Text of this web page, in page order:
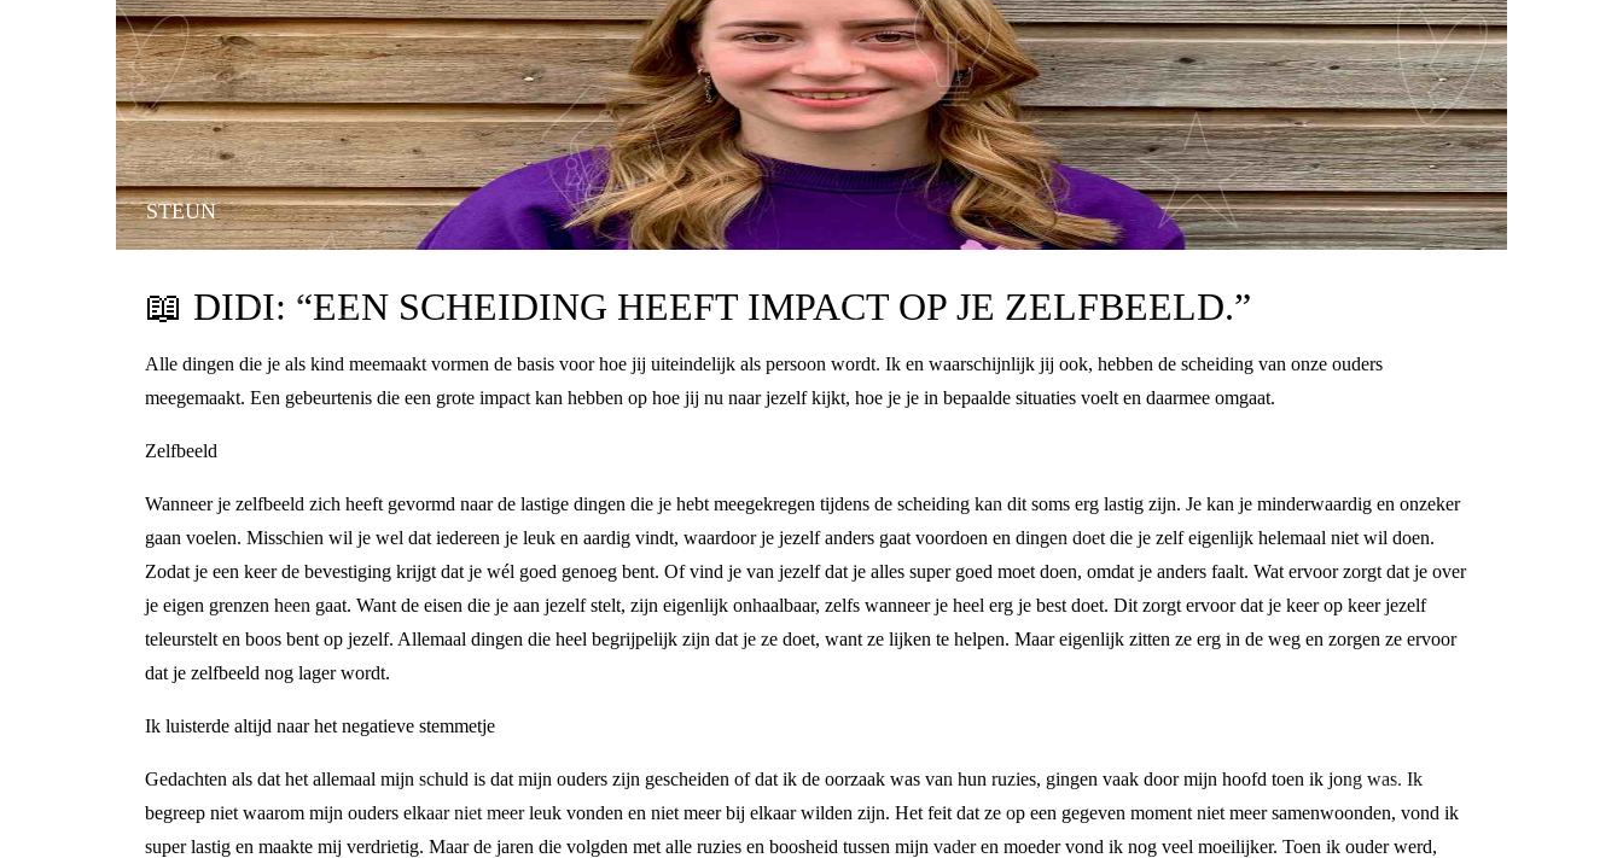
STEUN
📖 DIDI: “EEN SCHEIDING HEEFT IMPACT OP JE ZELFBEELD.”
Alle dingen die je als kind meemaakt vormen de basis voor hoe jij uiteindelijk als persoon wordt. Ik en waarschijnlijk jij ook, hebben de scheiding van onze ouders
meegemaakt. Een gebeurtenis die een grote impact kan hebben op hoe jij nu naar jezelf kijkt, hoe je je in bepaalde situaties voelt en daarmee omgaat.
Zelfbeeld
Wanneer je zelfbeeld zich heeft gevormd naar de lastige dingen die je hebt meegekregen tijdens de scheiding kan dit soms erg lastig zijn. Je kan je minderwaardig en onzeker
gaan voelen. Misschien wil je wel dat iedereen je leuk en aardig vindt, waardoor je jezelf anders gaat voordoen en dingen doet die je zelf eigenlijk helemaal niet wil doen.
Zodat je een keer de bevestiging krijgt dat je wél goed genoeg bent. Of vind je van jezelf dat je alles super goed moet doen, omdat je anders faalt. Wat ervoor zorgt dat je over
je eigen grenzen heen gaat. Want de eisen die je aan jezelf stelt, zijn eigenlijk onhaalbaar, zelfs wanneer je heel erg je best doet. Dit zorgt ervoor dat je keer op keer jezelf
teleurstelt en boos bent op jezelf. Allemaal dingen die heel begrijpelijk zijn dat je ze doet, want ze lijken te helpen. Maar eigenlijk zitten ze erg in de weg en zorgen ze ervoor
dat je zelfbeeld nog lager wordt.
Ik luisterde altijd naar het negatieve stemmetje
Gedachten als dat het allemaal mijn schuld is dat mijn ouders zijn gescheiden of dat ik de oorzaak was van hun ruzies, gingen vaak door mijn hoofd toen ik jong was. Ik
begreep niet waarom mijn ouders elkaar niet meer leuk vonden en niet meer bij elkaar wilden zijn. Het feit dat ze op een gegeven moment niet meer samenwoonden, vond ik
super lastig en maakte mij verdrietig. Maar de jaren die volgden met alle ruzies en boosheid tussen mijn vader en moeder vond ik nog veel moeilijker. Toen ik ouder werd,